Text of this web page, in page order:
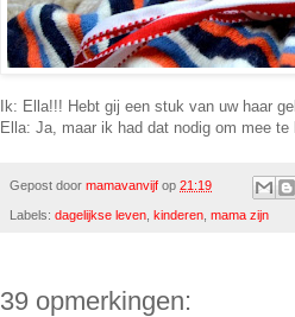
Ik: Ella!!! Hebt gij een stuk van uw haar
Ella: Ja, maar ik had dat nodig om mee
Gepost door mamavanvijf op 21:19
Labels: dagelijkse leven kinderen mama zijn
39 opmerkingen: